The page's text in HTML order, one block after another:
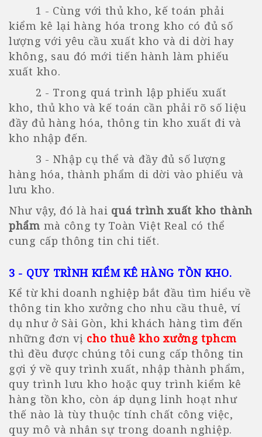
1 - Cùng với thủ kho, kế toán phải
kiểm kê lại hàng hóa trong kho có đủ số
lượng với yêu cầu xuất kho và di dời hay
không, sau đó mới tiến hành làm phiếu
xuất kho.
2 - Trong quá trình lập phiếu xuất
kho, thủ kho và kế toán cần phải rõ số liệu
đầy đủ hàng hóa, thông tin kho xuất đi và
kho nhập đến.
3 - Nhập cụ thể và đầy đủ số lượng
hàng hóa, thành phẩm di dời vào phiếu và
lưu kho.
Như vậy, đó là hai quá trình xuất kho thành
phẩm mà công ty Toàn Việt Real có thể
cung cấp thông tin chi tiết.
3 - QUY TRÌNH KIỂM KÊ HÀNG TỒN KHO.
Kể từ khi doanh nghiệp bắt đầu tìm hiểu về
thông tin kho xưởng cho nhu cầu thuê, ví
dụ như ở Sài Gòn, khi khách hàng tìm đến
những đơn vị cho thuê kho xưởng tphcm
thì đều được chúng tôi cung cấp thông tin
gợi ý về quy trình xuất, nhập thành phẩm,
quy trình lưu kho hoặc quy trình kiểm kê
hàng tồn kho, còn áp dụng linh hoạt như
thế nào là tùy thuộc tính chất công việc,
quy mô và nhân sự trong doanh nghiệp.